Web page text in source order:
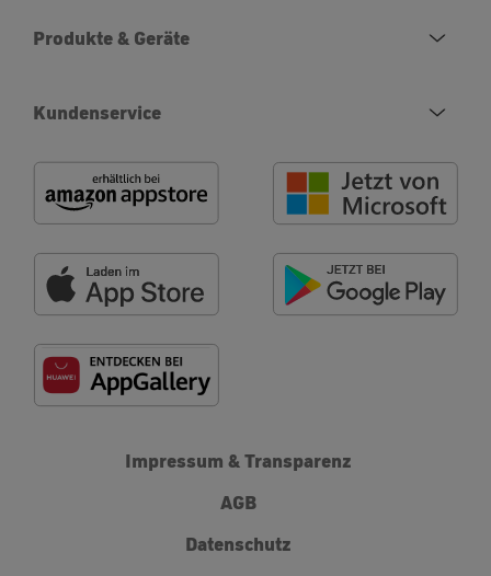
Produkte & Geräte
Kundenservice
Impressum & Transparenz
AGB
Datenschutz